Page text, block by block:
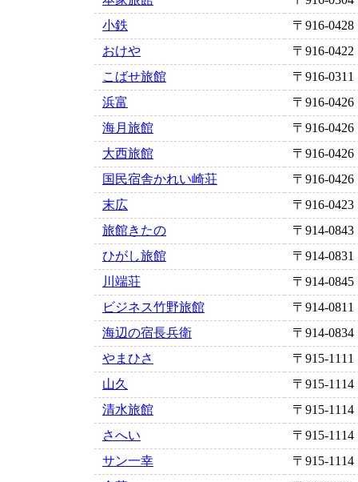
小鉄
〒916-0428
おけや
〒916-0422
こばせ旅館
〒916-0311
浜富
〒916-0426
海月旅館
〒916-0426
大西旅館
〒916-0426
国民宿舎かれい崎荘
〒916-0426
末広
〒916-0423
旅館きたの
〒914-0843
ひがし旅館
〒914-0831
川端荘
〒914-0845
ビジネス竹野旅館
〒914-0811
海辺の宿長兵衛
〒914-0834
やまひさ
〒915-1111
山久
〒915-1114
清水旅館
〒915-1114
さへい
〒915-1114
サン一幸
〒915-1114